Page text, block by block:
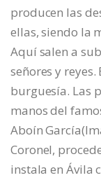
producen las
ellas, siendo la
Aquí salen a
señores y
burguesía. Las
manos del
Aboín
Coronel,
instala en Ávila